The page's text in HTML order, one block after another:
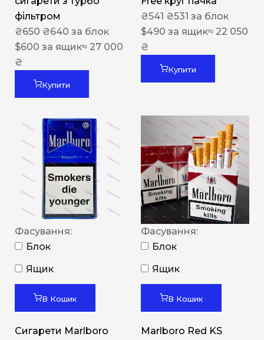
фільтром
₴650 ₴640 за блок
$600 за ящик≈ 27 000
₴
Купити
₴541 ₴531 за блок
$490 за ящик≈ 22 050
₴
Купити
Фасування:
Блок
Ящик
В Кошик
Сигарети Marlboro
Фасування:
Блок
Ящик
В Кошик
Marlboro Red KS